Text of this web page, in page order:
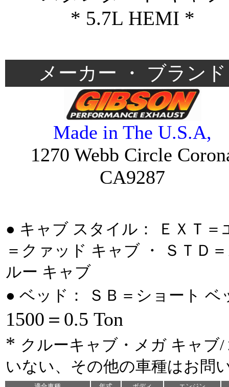
* 5.7L HEMI *
メーカー ・ ブランド
Made in The U.S.A,
1270 Webb Circle
CA9287
● キャブ スタイル： ＥＸＴ
＝クァッド キャブ ・ ＳＴＤ
ルー キャブ
● ベッド： ＳＢ＝ショート
1500＝0.5 Ton
* クルーキャブ・メガ キャブ
いない、その他の車種はお問